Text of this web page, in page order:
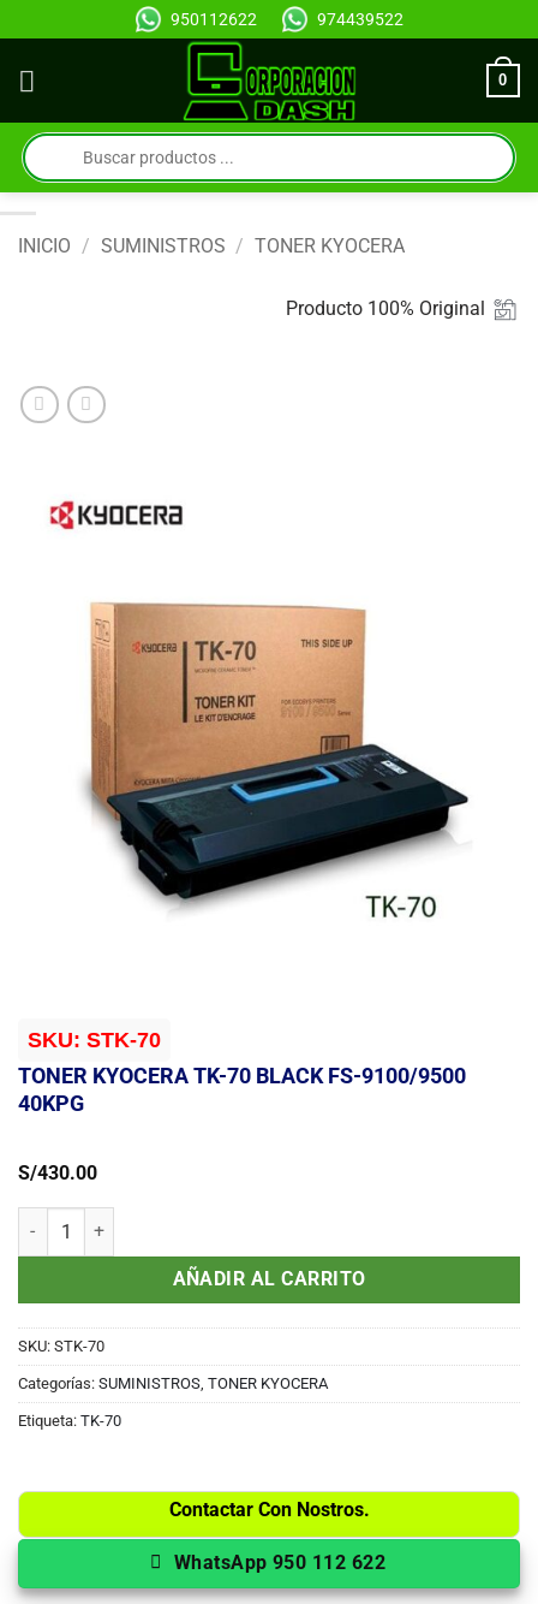
al
contenido
950112622 974439522
0
Búsqueda
de
productos
INICIO / SUMINISTROS / TONER KYOCERA
Producto 100% Original
SKU: STK-70
TONER KYOCERA TK-70 BLACK FS-9100/9500
40KPG
S/430.00
TONER KYOCERA TK-70 BLACK FS-9100/9500 40KPG cantidad
AÑADIR AL CARRITO
SKU: STK-70
Categorías: SUMINISTROS, TONER KYOCERA
Etiqueta: TK-70
Contactar Con Nostros.
WhatsApp 950 112 622